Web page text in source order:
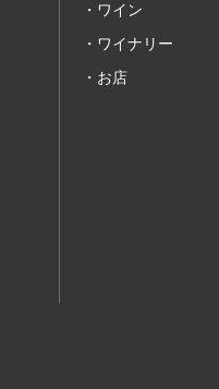
ワイン
ワイナリー
お店